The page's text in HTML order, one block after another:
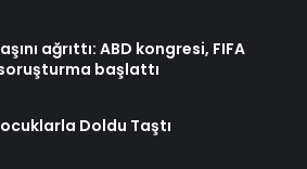
ağrıttı: ABD kongresi, FIFA
başlattı
Doldu Taştı